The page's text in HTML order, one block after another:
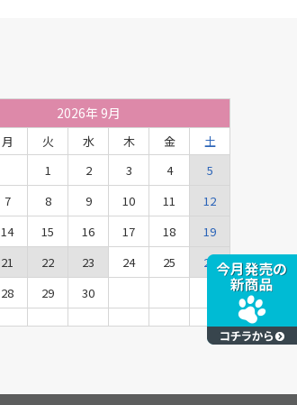
2026年 9月
月 火 水 木 金
土
1
2 3 4
5
7 8 9 10 11
12
14 15 16 17 18
19
21 22 23 24 25
26
28 29 30